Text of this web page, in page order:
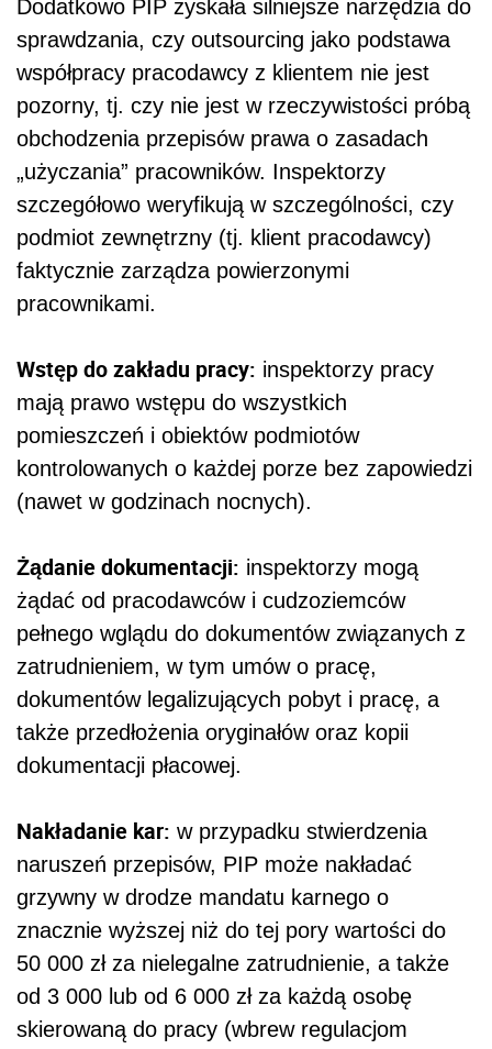
Dodatkowo PIP zyskała silniejsze narzędzia do
sprawdzania, czy outsourcing jako podstawa
współpracy pracodawcy z klientem nie jest
pozorny, tj. czy nie jest w rzeczywistości próbą
obchodzenia przepisów prawa o zasadach
„użyczania” pracowników. Inspektorzy
szczegółowo weryfikują w szczególności, czy
podmiot zewnętrzny (tj. klient pracodawcy)
faktycznie zarządza powierzonymi
pracownikami.
Wstęp do zakładu pracy: inspektorzy pracy
mają prawo wstępu do wszystkich
pomieszczeń i obiektów podmiotów
kontrolowanych o każdej porze bez zapowiedzi
(nawet w godzinach nocnych).
Żądanie dokumentacji: inspektorzy mogą
żądać od pracodawców i cudzoziemców
pełnego wglądu do dokumentów związanych z
zatrudnieniem, w tym umów o pracę,
dokumentów legalizujących pobyt i pracę, a
także przedłożenia oryginałów oraz kopii
dokumentacji płacowej.
Nakładanie kar: w przypadku stwierdzenia
naruszeń przepisów, PIP może nakładać
grzywny w drodze mandatu karnego o
znacznie wyższej niż do tej pory wartości do
50 000 zł za nielegalne zatrudnienie, a także
od 3 000 lub od 6 000 zł za każdą osobę
skierowaną do pracy (wbrew regulacjom